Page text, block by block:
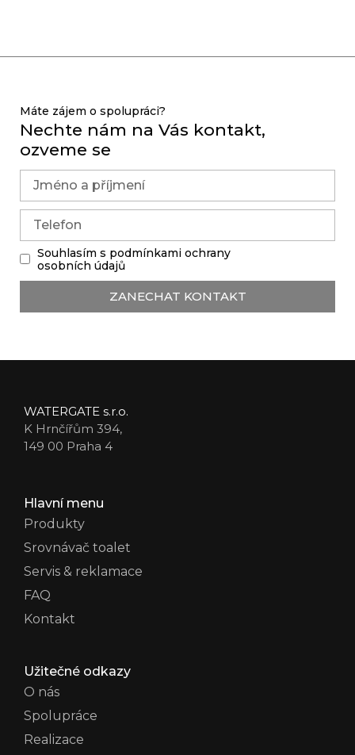
Máte zájem o spolupráci?
Nechte nám na Vás kontakt,
ozveme se
Souhlasím s podmínkami ochrany
osobních údajů
ZANECHAT KONTAKT
WATERGATE s.r.o.
K Hrnčířům 394,
149 00 Praha 4
Hlavní menu
Produkty
Srovnávač toalet
Servis & reklamace
FAQ
Kontakt
Užitečné odkazy
O nás
Spolupráce
Realizace